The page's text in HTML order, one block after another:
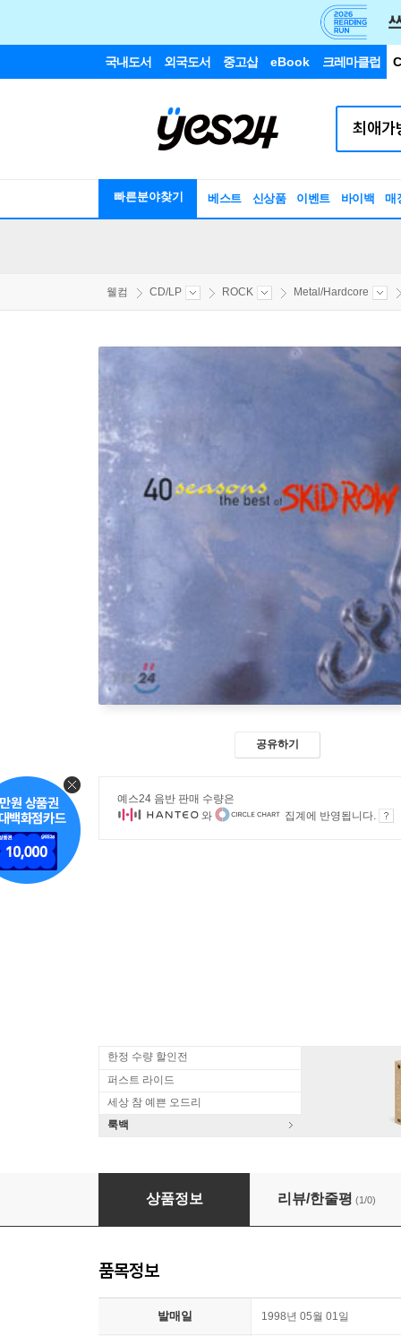
국내도서 외국도서 중고샵 eBook 크레마클럽
빠른분야찾기 베스트 신상품 이벤트 바이백 매
웰컴 CD/LP ROCK Metal/Hardcore
공유하기
예스24 음반 판매 수량은
와
집계에 반영됩니다.
한정 수량 할인전
퍼스트 라이드
세상 참 예쁜 오드리
룩백
Skid Row - 40 Seasons: The Best Of Skid
상품정보 리뷰/한줄평 (1/0)
품목정보
발매일 1998년 05월 01일